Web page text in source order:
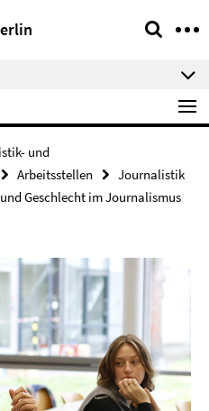
und
Arbeitsstellen
Journalistik
Geschlecht im Journalismus